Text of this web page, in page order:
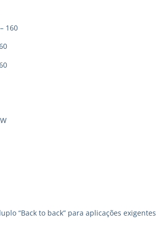
160
“Back to back” para aplicações exigentes